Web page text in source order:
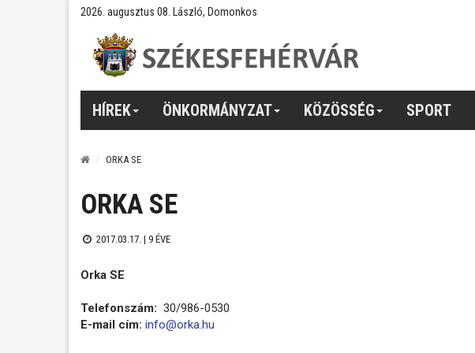
2026. augusztus 08. László, Domonkos
HÍREK ÖNKORMÁNYZAT KÖZÖSSÉG SPORT
ORKA SE
ORKA SE
2017.03.17. | 9 ÉVE
Orka SE
Telefonszám: 30/986-0530
E-mail cím: info@orka.hu